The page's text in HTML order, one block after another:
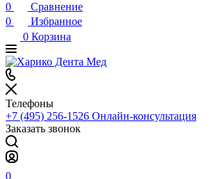
0
Сравнение
0
Избранное
0 Корзина
Телефоны
+7 (495) 256-1526 Онлайн-консультация
Заказать звонок
0